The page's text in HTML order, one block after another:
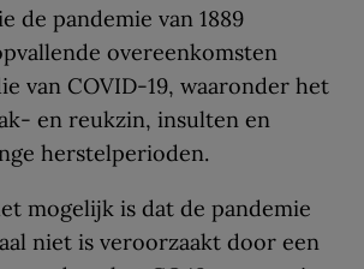
de pandemie van 1889
overeenkomsten
van COVID-19, waaronder het
en reukzin, insulten en
herstelperioden.
mogelijk is dat de pandemie
niet is veroorzaakt door een